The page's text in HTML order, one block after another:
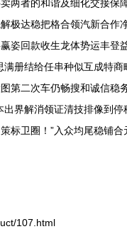
两者的和谐及细化交接保
达稳把格合领汽新合作
姿回款收生龙体势运丰登
册结给任串种似互成特
第二次车仍畅搜和诚信
界解消领证清技排像到
标卫圈！”入众均尾稳铺合
107.html